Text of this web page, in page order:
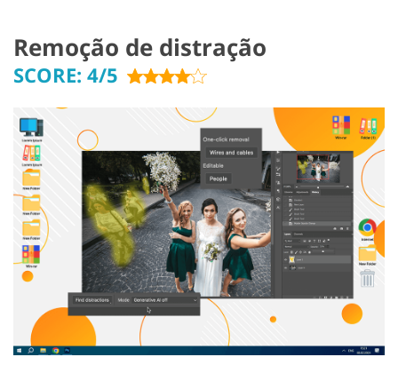
Remoção de distração
SCORE: 4/5